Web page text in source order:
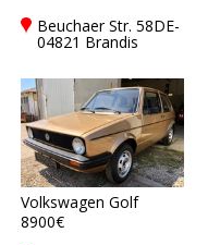
Beuchaer Str. 58DE-
04821 Brandis
Volkswagen Golf
8900€